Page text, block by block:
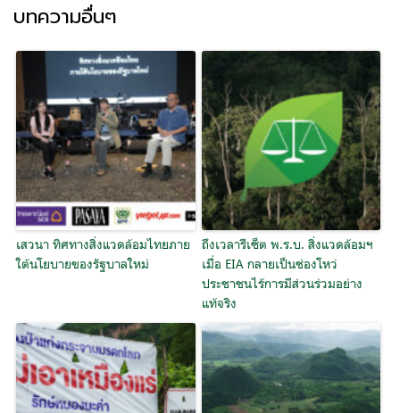
บทความอื่นๆ
เสวนา ทิศทางสิ่งแวดล้อมไทยภาย
ใต้นโยบายของรัฐบาลใหม่
ถึงเวลารีเซ็ต พ.ร.บ. สิ่งแวดล้อมฯ
เมื่อ EIA กลายเป็นช่องโหว่
ประชาชนไร้การมีส่วนร่วมอย่าง
แท้จริง